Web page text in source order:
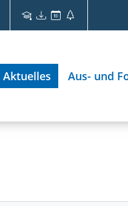
Aktuelles Aus- und